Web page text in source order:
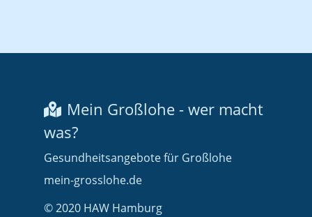
Mein Großlohe - wer macht
was?
Gesundheitsangebote für Großlohe
mein-grosslohe.de
© 2020 HAW Hamburg